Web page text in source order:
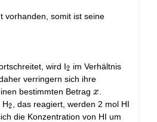
1\, M
{1\,
vorhanden, somit ist seine
wird I_2
2 im Verhältnis
verringern sich ihre
bestimmten Betrag x
x
H_2
2
, das reagiert, werden 2 mol HI
die Konzentration von HI um